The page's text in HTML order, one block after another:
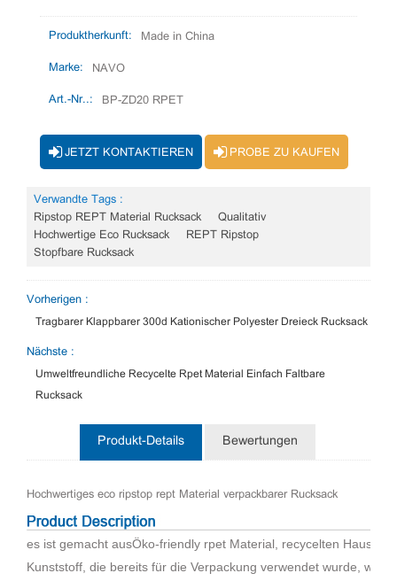
Produktherkunft: Made in China
Marke: NAVO
Art.-Nr..: BP-ZD20 RPET
JETZT KONTAKTIEREN PROBE ZU KAUFEN
Verwandte Tags :
Ripstop REPT Material Rucksack
Qualitativ
Hochwertige Eco Rucksack
REPT Ripstop
Stopfbare Rucksack
Vorherigen :
Tragbarer Klappbarer 300d Kationischer Polyester Dreieck Rucksack
Nächste :
Umweltfreundliche Recycelte Rpet Material Einfach Faltbare
Rucksack
Produkt-Details Bewertungen
Hochwertiges eco ripstop rept Material verpackbarer Rucksack
es ist gemacht ausÖko-friendly rpet Material, recycelten
Kunststoff, die bereits für die Verpackung verwendet wurde, wie